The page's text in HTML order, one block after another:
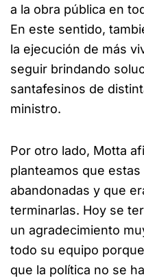
a la obra pública en
En este sentido,
la ejecución de más
seguir brindando
santafesinos de
ministro.
Por otro lado, Motta
planteamos que
abandonadas y que
terminarlas. Hoy se
un agradecimiento
todo su equipo
que la política no se